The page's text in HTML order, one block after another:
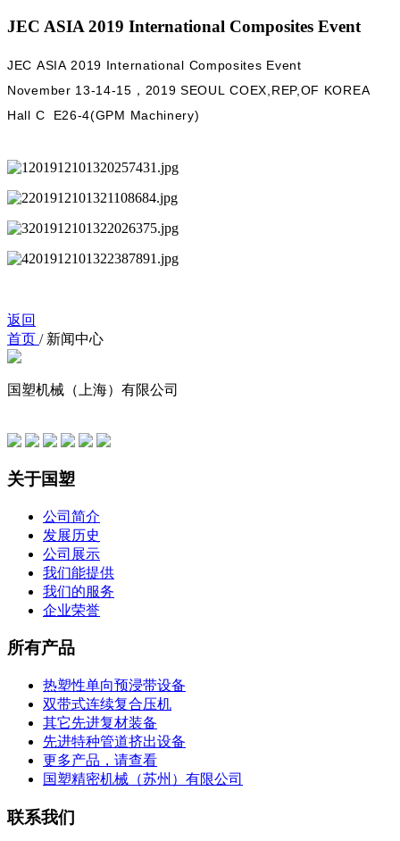
JEC ASIA 2019 International Composites Event
JEC ASIA 2019 International Composites Event
November 13-14-15，2019 SEOUL COEX,REP,OF KOREA
Hall C E26-4(GPM Machinery)
返回
首页 / 新闻中心
国塑机械（上海）有限公司
关于国塑
公司简介
发展历史
公司展示
我们能提供
我们的服务
企业荣誉
所有产品
热塑性单向预浸带设备
双带式连续复合压机
其它先进复材装备
先进特种管道挤出设备
更多产品，请查看
国塑精密机械（苏州）有限公司
联系我们